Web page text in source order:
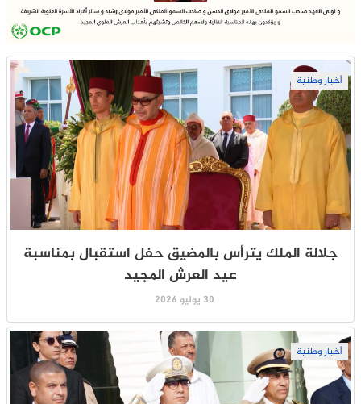
أخبار وطنية
جلالة الملك يترأس بالمضيق حفل استقبال بمناسبة
عيد العرش المجيد
30 يوليو 2026
أخبار وطنية